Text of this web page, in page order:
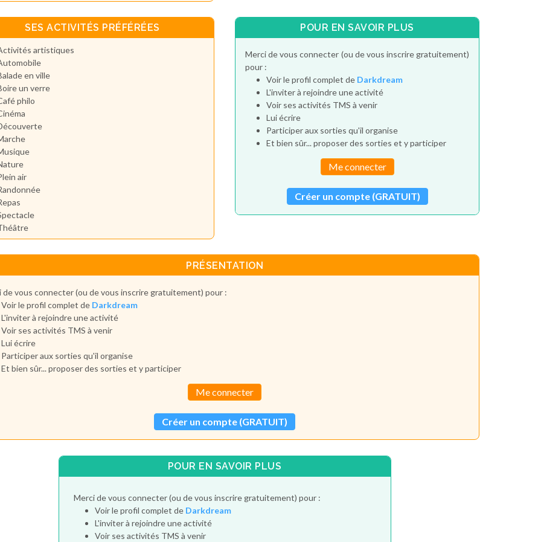
SES ACTIVITÉS PRÉFÉRÉES
artistiques
en ville
un verre
philo
air
POUR EN SAVOIR PLUS
Merci de vous connecter (ou de vous inscrire gratuitement)
pour :
Voir le profil complet de Darkdream
L'inviter à rejoindre une activité
Voir ses activités TMS à venir
Lui écrire
Participer aux sorties qu'il organise
Et bien sûr... proposer des sorties et y participer
Me connecter
Créer un compte (GRATUIT)
PRÉSENTATION
de vous connecter (ou de vous inscrire gratuitement) pour :
Voir le profil complet de Darkdream
L'inviter à rejoindre une activité
Voir ses activités TMS à venir
Lui écrire
Participer aux sorties qu'il organise
Et bien sûr... proposer des sorties et y participer
Me connecter
Créer un compte (GRATUIT)
POUR EN SAVOIR PLUS
Merci de vous connecter (ou de vous inscrire gratuitement) pour :
Voir le profil complet de Darkdream
L'inviter à rejoindre une activité
Voir ses activités TMS à venir